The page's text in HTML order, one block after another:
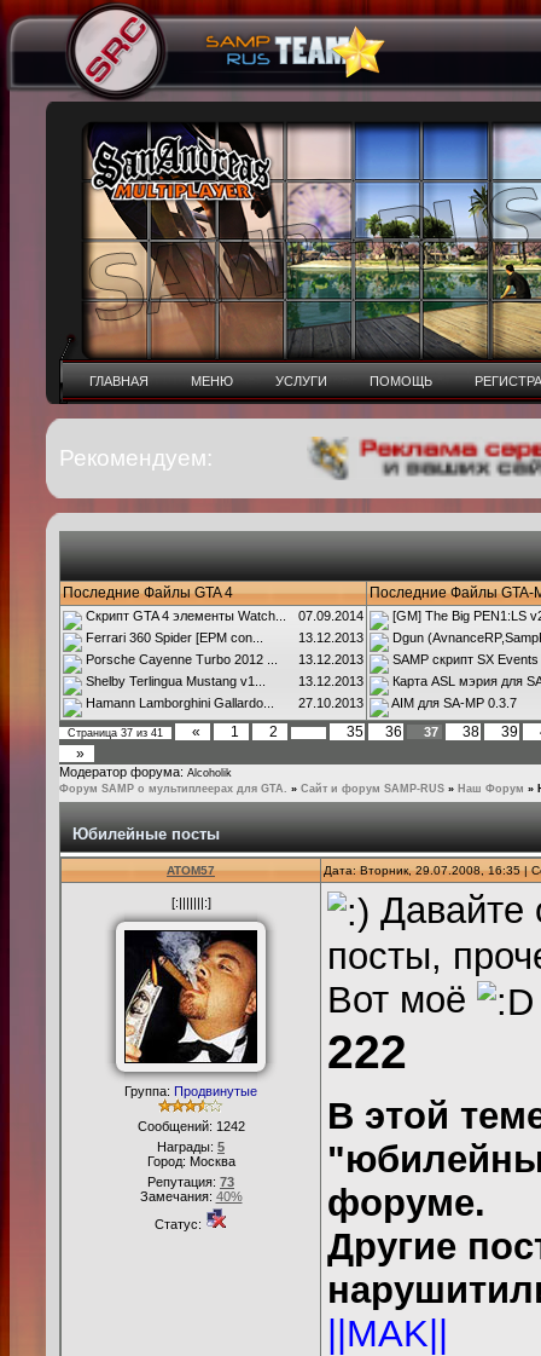
ГЛАВНАЯ МЕНЮ УСЛУГИ ПОМОЩЬ
Рекомендуем:
Последние Файлы GTA 4 Последние Файлы GTA-
Скрипт GTA 4 элементы Watch...
07.09.2014
Ferrari 360 Spider [EPM con...
13.12.2013
Porsche Cayenne Turbo 2012 ...
13.12.2013
Shelby Terlingua Mustang v1...
13.12.2013
Hamann Lamborghini Gallardo...
27.10.2013
[GM] The Big PEN1:LS
Dgun
SAMP скрипт SX
Карта ASL мэрия для
AIM для SA-MP 0.3.7
Страница 37 из 41 « 1 2 35 36 37 38 39
»
Модератор форума: Alcoholik
Форум SAMP о мультиплеерах для GTA. » Сайт и форум SAMP-RUS » Наш Форум »
Юбилейные посты
ATOM57 Дата: Вторник, 29.07.2008, 16:35 |
[:|||||||:]
Группа: Продвинутые
Сообщений: 1242
Награды: 5
Город: Москва
Репутация: 73
Замечания: 40%
Статус:
Давайте
посты,
Вот моё
222
В этой
форуме.
Другие
||MAK||